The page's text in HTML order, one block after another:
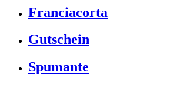
Franciacorta
Gutschein
Spumante